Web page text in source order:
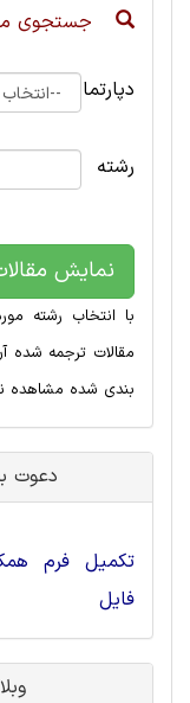
جستجوی
دپارتمان
رشته
نمایش
با انتخاب رشته
مقالات ترجمه
بندی شده مشاهده
دعوت
تکمیل فرم
فایل